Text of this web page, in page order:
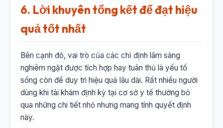
6. Lời khuyên tổng kết để đạt hiệu
quả tốt nhất
Bên cạnh đó, vai trò của các chỉ định lâm sàng
nghiêm ngặt được tích hợp hay tuân thủ là yếu tố
sống còn để duy trì hiệu quả lâu dài. Rất nhiều người
dùng khi tái khám định kỳ tại cơ sở y tế thường bỏ
qua những chi tiết nhỏ nhưng mang tính quyết định
này.